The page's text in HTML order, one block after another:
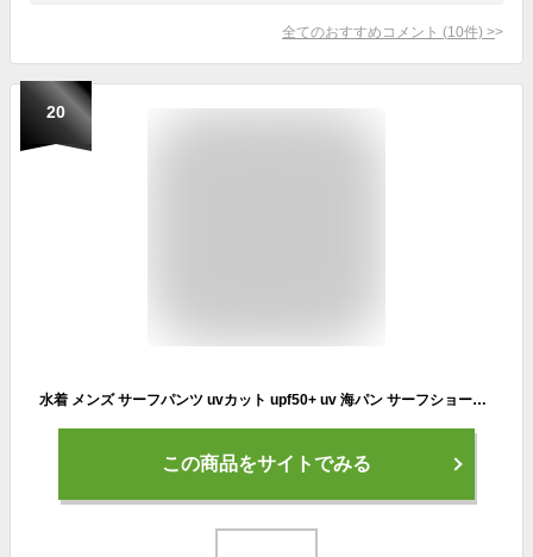
全てのおすすめコメント (10件) >
20
水着 メンズ サーフパンツ uvカット upf50+ uv 海パン サーフショーツ ボードショーツ ハーフパンツ カーゴ パンツ インナー インナー付 ラッシュガード 大きいサイズ ミドル ロング 膝丈 ひざ丈 プール 海 海水浴 サーフィン サウナ 無地 吸水速乾 耐塩素
この商品をサイトでみる